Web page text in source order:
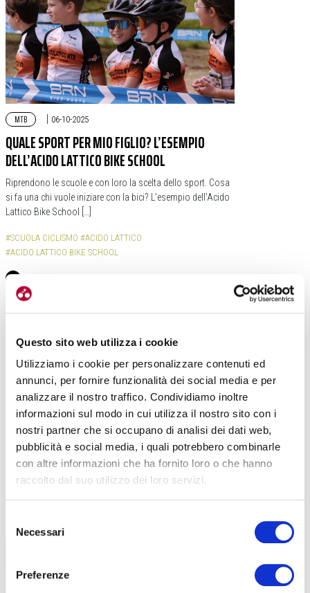
Questo sito web utilizza i cookie
Utilizziamo i cookie per personalizzare contenuti ed
annunci, per fornire funzionalità dei social media e per
analizzare il nostro traffico. Condividiamo inoltre
informazioni sul modo in cui utilizza il nostro sito con i
nostri partner che si occupano di analisi dei dati web,
pubblicità e social media, i quali potrebbero combinarle
con altre informazioni che ha fornito loro o che hanno
raccolto dal suo utilizzo dei loro servizi.
delNecessari
Preferenze
MTB | 06-10-2025
QUALE SPORT PER MIO FIGLIO? L’ESEMPIO
DELL’ACIDO LATTICO BIKE SCHOOL
Riprendono le scuole e con loro la scelta dello sport. Cosa
si fa una chi vuole iniziare con la bici? L’esempio dell’Acido
Lattico Bike School […]
#SCUOLA CICLISMO #ACIDO LATTICO
#ACIDO LATTICO BIKE SCHOOL